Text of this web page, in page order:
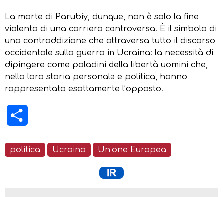
La morte di Parubiy, dunque, non è solo la fine
violenta di una carriera controversa. È il simbolo di
una contraddizione che attraversa tutto il discorso
occidentale sulla guerra in Ucraina: la necessità di
dipingere come paladini della libertà uomini che,
nella loro storia personale e politica, hanno
rappresentato esattamente l’opposto.
politica Ucraina Unione Europea